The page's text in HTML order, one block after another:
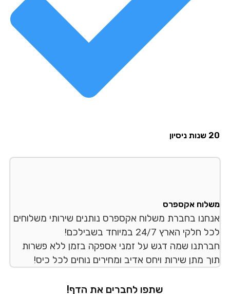
אקספרס
בחברת משלוח אקספרס נותנים שירותי משלוחים
הארץ 24/7 במיוחד בשבילכם!
שמה דגש על זמני אספקה בזמן ללא פשרות
מתן שירות ויחס אדיב ומחירים נוחים לכל כיס!
שתפו לחברים את הדף!